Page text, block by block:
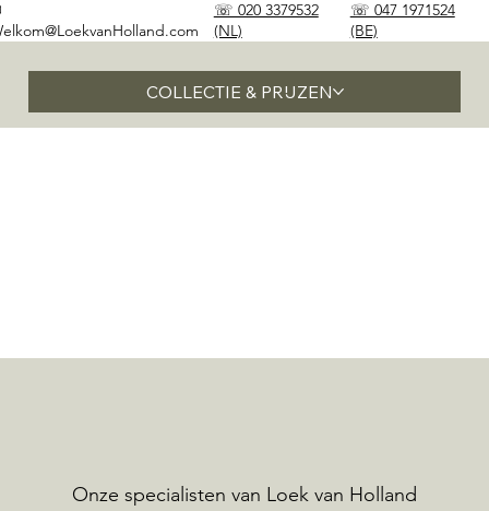
COLLECTIE & PRIJZEN
☏ 020 3379532
(NL)
☏ 047 1971524
(BE)
Onze specialisten van Loek van Holland